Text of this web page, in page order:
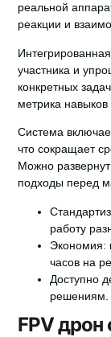
реальной
реакции и
участника и
конкретных
метрика
Система
что сокращает
Можно
подходы перед
работу
Экономия:
часов на
Доступно
решениям.
FPV дрон